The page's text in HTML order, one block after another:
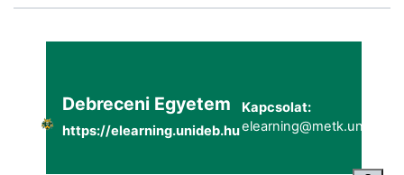
Debreceni Egyetem
https://elearning.unideb.hu
Kapcsolat: